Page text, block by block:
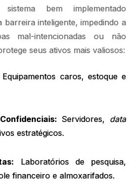
bem implementado
inteligente, impedindo a
mal-intencionadas ou não
seus ativos mais valiosos:
Equipamentos caros, estoque e
Servidores, data
estratégicos.
Laboratórios de pesquisa,
financeiro e almoxarifados.